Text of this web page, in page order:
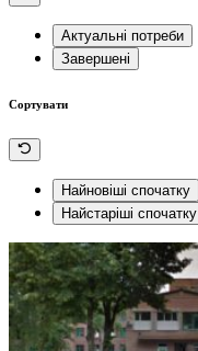
Актуальні потреби
Завершені
Сортувати
Найновіші спочатку
Найстаріші спочатку